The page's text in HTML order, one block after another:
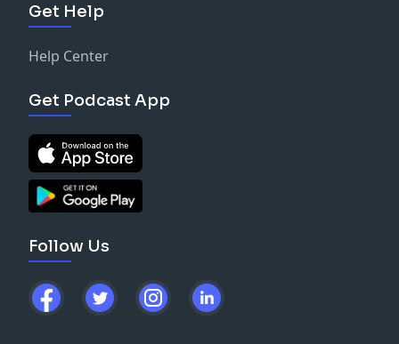
Get Help
Help Center
Get Podcast App
Follow Us